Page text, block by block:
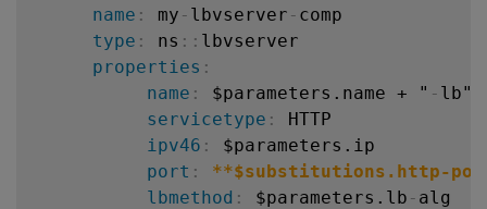
name : my - lbvserver - comp
type : ns : : lbvserver
properties :
name : $parameters.name + " - lb"
servicetype :
HTTP
ipv46 :
$parameters.ip
port :
**$substitutions.http-
lbmethod : $parameters.lb - alg